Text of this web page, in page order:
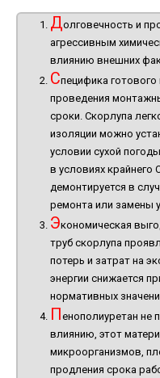
Долговечность и
агрессивным
влиянию внешних
Специфика
проведения
сроки. Скорлупа
изоляции можно
условии сухой
в условиях
демонтируется в
ремонта или замены
Экономическая
труб скорлупа
потерь и затрат на
энергии снижается
нормативных
Пенополиуретан не
влиянию, этот
микроорганизмов,
продления срока